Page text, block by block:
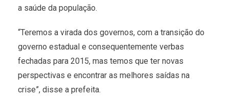
a saúde da população.
“Teremos a virada dos governos, com a transição do
governo estadual e consequentemente verbas
fechadas para 2015, mas temos que ter novas
perspectivas e encontrar as melhores saídas na
crise”, disse a prefeita.